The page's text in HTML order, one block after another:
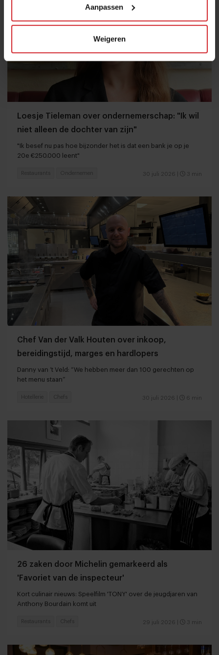
Aanpassen
Weigeren
Loesje Tieleman over ondernemerschap: "Ik wil
niet alleen de dochter van zijn"
"Ik besef nu pas hoe bijzonder het is dat een bank je op je
20e €250.000 leent"
30 juli 2026 3 min
Restaurants Ondernemen
Chef Van der Valk Houten over inkoop,
bereidingstijd, marges en hardlopers
Danny van ‘t Veld: “We hebben meer dan 100 gerechten op
het menu staan”
30 juli 2026 6 min
Hotellerie Chefs
26 zaken door Michelin gemarkeerd als
'Favoriet van de inspecteur'
Kort culinair nieuws: Speelfilm 'TONY' over de jeugdjaren van
Anthony Bourdain komt uit
29 juli 2026 3 min
Restaurants Chefs